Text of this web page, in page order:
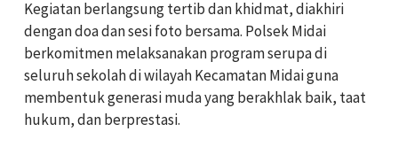
Kegiatan berlangsung tertib dan khidmat, diakhiri
dengan doa dan sesi foto bersama. Polsek Midai
berkomitmen melaksanakan program serupa di
seluruh sekolah di wilayah Kecamatan Midai guna
membentuk generasi muda yang berakhlak baik, taat
hukum, dan berprestasi.